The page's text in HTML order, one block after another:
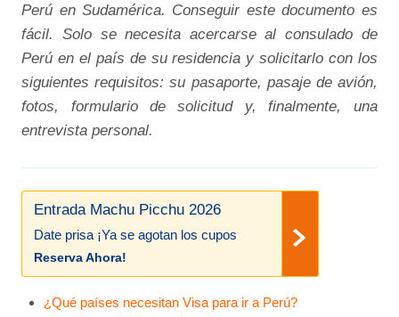
Perú en Sudamérica. Conseguir este documento es
fácil. Solo se necesita acercarse al consulado de
Perú en el país de su residencia y solicitarlo con los
siguientes requisitos: su pasaporte, pasaje de avión,
fotos, formulario de solicitud y, finalmente, una
entrevista personal.
Entrada Machu Picchu 2026
Date prisa ¡Ya se agotan los cupos
Reserva Ahora!
¿Qué países necesitan Visa para ir a Perú?